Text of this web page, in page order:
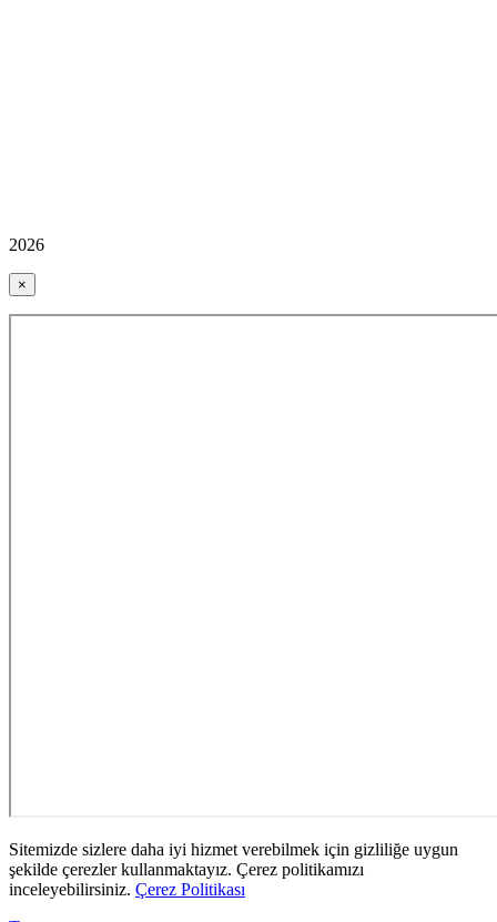
2026
×
Sitemizde sizlere daha iyi hizmet verebilmek için gizliliğe uygun
şekilde çerezler kullanmaktayız. Çerez politikamızı
inceleyebilirsiniz. Çerez Politikası